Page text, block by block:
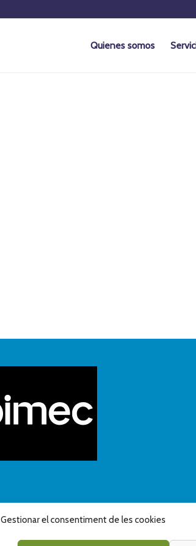
Gestionar el consentiment de les cookies
Quienes somos